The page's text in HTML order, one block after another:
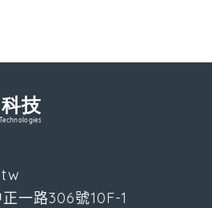
一路306號10F-1